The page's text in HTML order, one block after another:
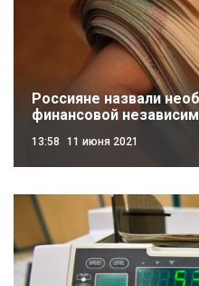
Россияне назвали
финансовой
13:58 11 июня 2021